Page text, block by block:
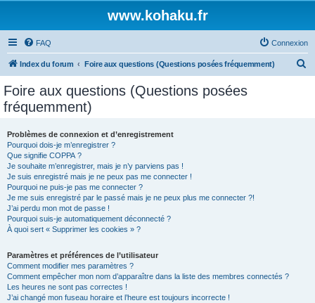
www.kohaku.fr
FAQ Connexion
Index du forum Foire aux questions (Questions posées fréquemment)
Foire aux questions (Questions posées
fréquemment)
Problèmes de connexion et d’enregistrement
Pourquoi dois-je m’enregistrer ?
Que signifie COPPA ?
Je souhaite m’enregistrer, mais je n’y parviens pas !
Je suis enregistré mais je ne peux pas me connecter !
Pourquoi ne puis-je pas me connecter ?
Je me suis enregistré par le passé mais je ne peux plus me connecter ?!
J’ai perdu mon mot de passe !
Pourquoi suis-je automatiquement déconnecté ?
À quoi sert « Supprimer les cookies » ?
Paramètres et préférences de l’utilisateur
Comment modifier mes paramètres ?
Comment empêcher mon nom d’apparaître dans la liste des membres connectés ?
Les heures ne sont pas correctes !
J’ai changé mon fuseau horaire et l’heure est toujours incorrecte !